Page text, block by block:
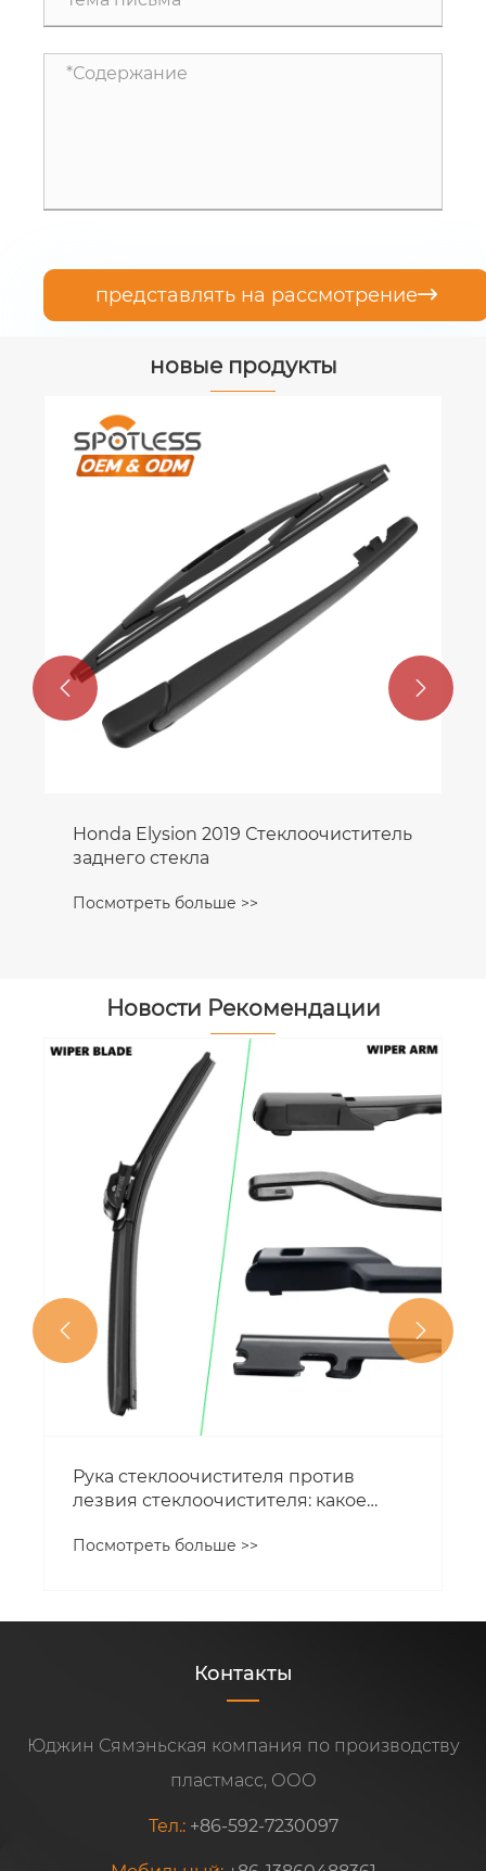
представлять на рассмотрение
новые продукты
Honda Elysion 2019 Стеклоочиститель
заднего стекла
Посмотреть больше >>
 
Новости Рекомендации
Рука стеклоочистителя против
лезвия стеклоочистителя: какое
Посмотреть больше >>
 
Контакты
Юджин Сямэньская компания по производству
пластмасс, ООО
Тел.: +86-592-7230097